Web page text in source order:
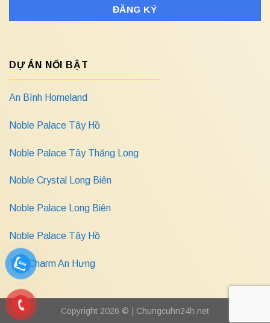
DỰ ÁN NỔI BẬT
An Bình Homeland
Noble Palace Tây Hồ
Noble Palace Tây Thăng Long
Noble Crystal Long Biên
Noble Palace Long Biên
Noble Palace Tây Hồ
The Charm An Hưng
Copyright 2026 © | Chungcuhn24h.net